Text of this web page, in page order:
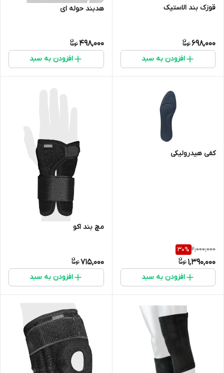
قوزک بند الاستیک
698,000
افزودن به سبد
هدبند حوله ای
498,000
افزودن به سبد
کفی هیدرولیکی
2,000,000
30%
1,390,000
افزودن به سبد
مچ بند اکو
715,000
افزودن به سبد